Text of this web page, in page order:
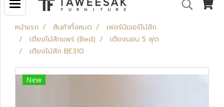
หน้าแรก สินค้าทั้งหมด
เฟอร์นิเจอร์ไม้สัก
เตียงไม้สักแพร่ (Bed)
เตียงนอน 5 ฟุต
เตียงไม้สัก BE310
New